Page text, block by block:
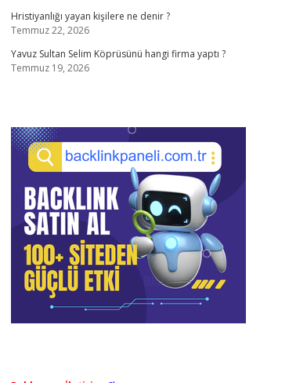
Hristiyanlığı yayan kişilere ne denir ?
Temmuz 22, 2026
Yavuz Sultan Selim Köprüsünü hangi firma yaptı ?
Temmuz 19, 2026